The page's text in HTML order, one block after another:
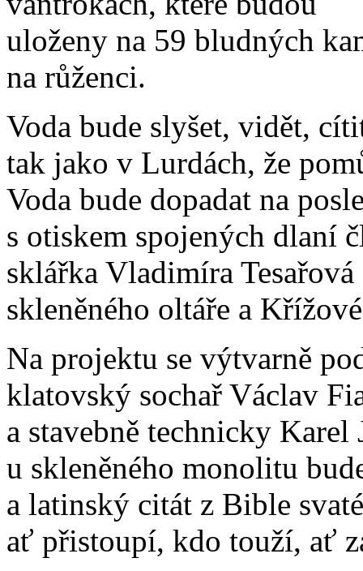
uloženy na 59 bludných
na růženci.
Voda bude slyšet, vidět,
tak jako v Lurdách, že
Voda bude dopadat na
s otiskem spojených dlaní
sklářka Vladimíra
skleněného oltáře a
Na projektu se výtvarně
klatovský sochař Václav
a stavebně technicky Karel
u skleněného monolitu
a latinský citát z Bible
ať přistoupí, kdo touží, ať